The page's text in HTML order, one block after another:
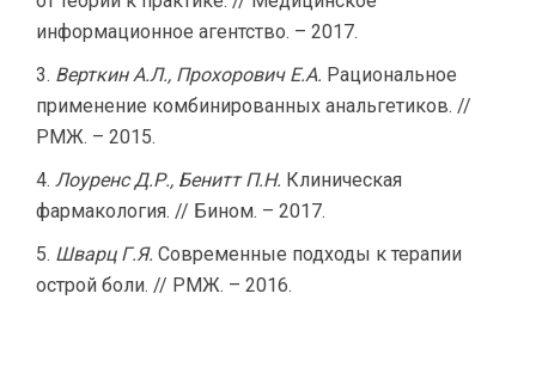
информационное агентство. – 2017.
Верткин А.Л., Прохорович Е.А. Рациональное
применение комбинированных анальгетиков. //
РМЖ. – 2015.
Лоуренс Д.Р., Бенитт П.Н. Клиническая
фармакология. // Бином. – 2017.
Шварц Г.Я. Современные подходы к терапии
острой боли. // РМЖ. – 2016.